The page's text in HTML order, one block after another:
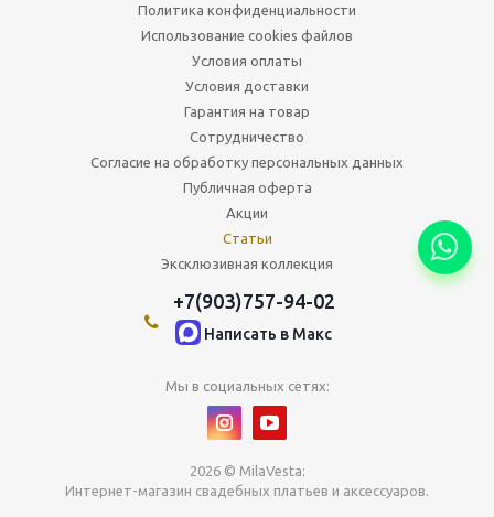
Политика конфиденциальности
Использование cookies файлов
Условия оплаты
Условия доставки
Гарантия на товар
Сотрудничество
Согласие на обработку персональных данных
Публичная оферта
Акции
Статьи
Эксклюзивная коллекция
+7(903)757-94-02
Написать в Maкс
Мы в социальных сетях:
2026 © MilaVesta:
Интернет-магазин свадебных платьев и аксессуаров.